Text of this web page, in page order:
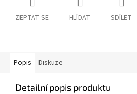
ZEPTAT SE HLÍDAT SDÍLET
Popis Diskuze
Detailní popis produktu